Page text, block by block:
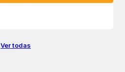
Ver todas